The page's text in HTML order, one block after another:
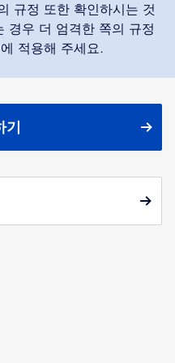
규정 또한 확인하시는 것
경우 더 엄격한 쪽의 규정
적용해 주세요.